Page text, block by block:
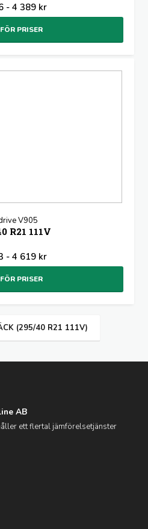
- 4 389 kr
PRISER
V905
R21 111V
- 4 619 kr
PRISER
(295/40 R21 111V)
AB
ett flertal jämförelsetjänster